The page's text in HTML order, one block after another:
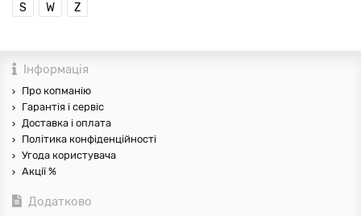
S
W Z
Інформація
Про копманію
Гарантія і сервіс
Доставка і оплата
Політика конфіденційності
Угода користувача
Акції %
Додатково